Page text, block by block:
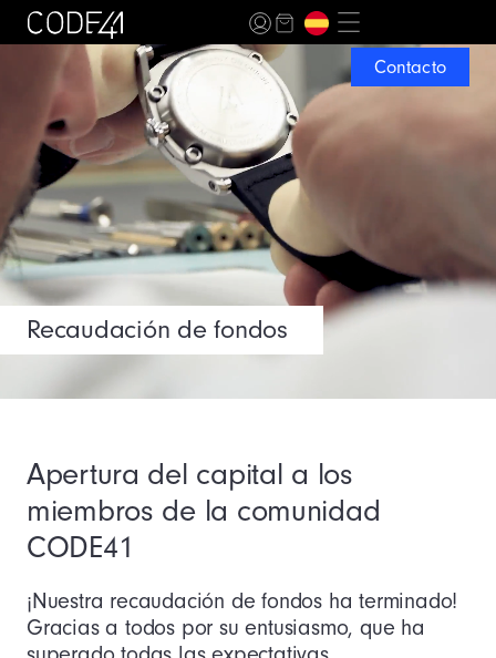
Contacto
Recaudación de fondos
Apertura del capital a los
miembros de la comunidad
CODE41
¡Nuestra recaudación de fondos ha terminado!
Gracias a todos por su entusiasmo, que ha